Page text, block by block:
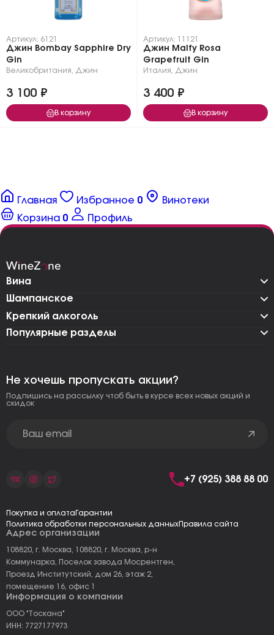
Артикул: 6121
Джин Bombay Sapphire Dry
Gin
Великобритания Джин
3 100 ₽
В корзину
Артикул: 11121
Джин Malfy Rosa
Grapefruit Gin
Италия Джин
3 400 ₽
В корзину
Главная Избранное 0
Винотеки
Корзина 0 Профиль
Вина
Шампанское
Крепкий алкоголь
Популярные разделы
Адрес организации
108820, г. Москва, 108820, г. Москва, р-н
Коммунарка, Поселок завода Мосрентген,
Проезд Институтский, дом 26, этаж 2,
помещение 16, офис 1
Информация о компании
ООО "Тоскана"
ИНН: 7727177973
Не хочешь пропускать акции?
Подпишись на рассылку чтоб быть в курсе всех новых акций и
скидок
+7 (925) 388 88 00
Покупка и оплата Гарантии
Политика обработки персональных данныхПравила сайта